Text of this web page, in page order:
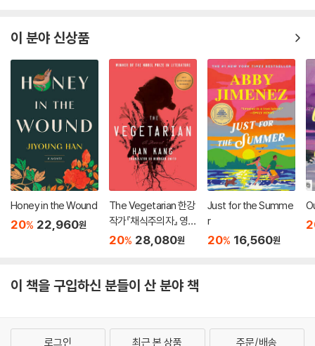
이 분야 신상품
Honey in the Wound
20% 22,960원
The Vegetarian 한강
작가『채식주의자』 영문
판 (미국판)
20% 28,080원
Just for the Summe
r
20% 16,560원
이 책을 구입하신 분들이 산 분야 책
로그인 최근 본 상품 주문/배송